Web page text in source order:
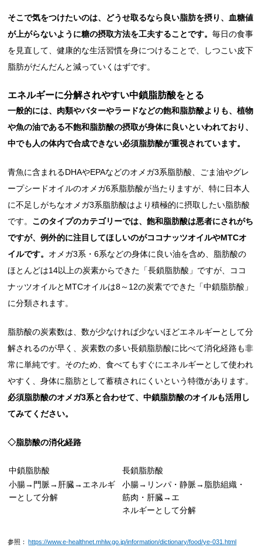
そこで気をつけたいのは、どうせ取るなら良い脂肪を摂り、血糖値
が上がらないように糖の摂取方法を工夫することです。毎日の食事
を見直して、健康的な生活習慣を身につけることで、しつこい皮下
脂肪がだんだんと減っていくはずです。
エネルギーに分解されやすい中鎖脂肪酸をとる
一般的には、肉類やバターやラードなどの飽和脂肪酸よりも、植物
や魚の油である不飽和脂肪酸の摂取が身体に良いといわれており、
中でも人の体内で合成できない必須脂肪酸が重視されています。
青魚に含まれるDHAやEPAなどのオメガ3系脂肪酸、ごま油やグレ
ープシードオイルのオメガ6系脂肪酸が当たりますが、特に日本人
に不足しがちなオメガ3系脂肪酸はより積極的に摂取したい脂肪酸
です。 このタイプのカテゴリーでは、飽和脂肪酸は悪者にされがち
ですが、例外的に注目してほしいのがココナッツオイルやMTCオ
イルです。 オメガ3系・6系などの身体に良い油を含め、脂肪酸の
ほとんどは14以上の炭素からできた「長鎖脂肪酸」ですが、ココ
ナッツオイルとMTCオイルは8～12の炭素でできた「中鎖脂肪酸」
に分類されます。
脂肪酸の炭素数は、数が少なければ少ないほどエネルギーとして分
解されるのが早く、炭素数の多い長鎖脂肪酸に比べて消化経路も非
常に単純です。そのため、食べてもすぐにエネルギーとして使われ
やすく、身体に脂肪として蓄積されにくいという特徴があります。
必須脂肪酸のオメガ3系と合わせて、中鎖脂肪酸のオイルも活用し
てみてください。
◇脂肪酸の消化経路
中鎖脂肪酸
長鎖脂肪酸
小腸→門脈→肝臓→エネルギ
ーとして分解
小腸→リンパ・静脈→脂肪組織・
筋肉・肝臓→エ
ネルギーとして分解
参照：
https://www.e-healthnet.mhlw.go.jp/information/dictionary/food/ye-031.html